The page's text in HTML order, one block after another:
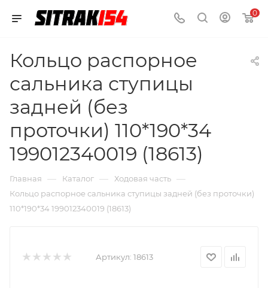
0
Кольцо распорное
сальника ступицы
задней (без
проточки) 110*190*34
199012340019 (18613)
Главная — Каталог — Ходовая часть —
Кольцо распорное сальника ступицы задней (без проточки)
110*190*34 199012340019 (18613)
Артикул: 18613